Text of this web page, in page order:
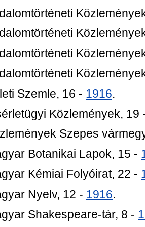
Szemle, 16 - 1916.
Közlemények, 19
Szepes
Botanikai Lapok, 15 -
Kémiai Folyóirat, 22 -
Nyelv, 12 - 1916.
Shakespeare-tár, 8 -